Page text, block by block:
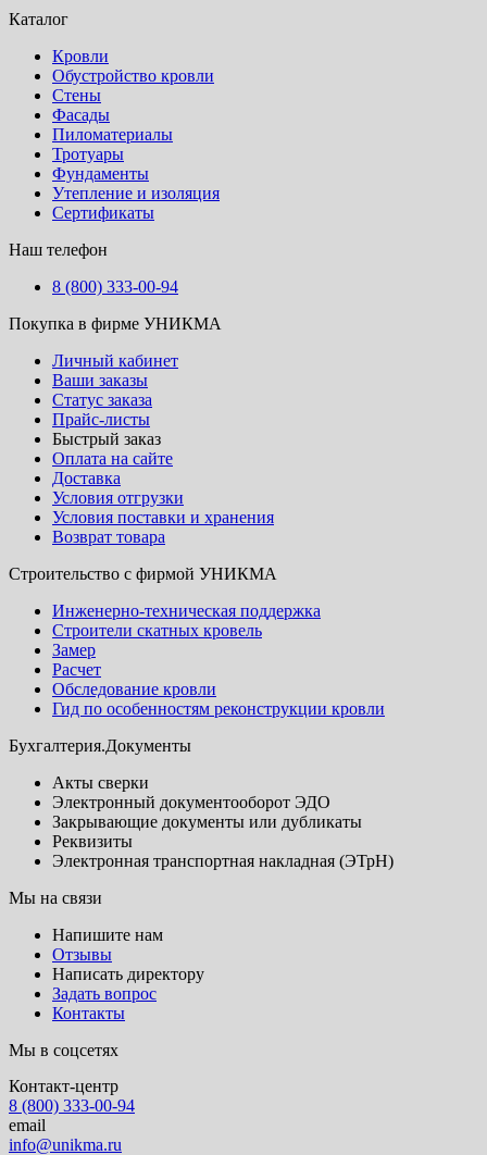
Каталог
Кровли
Обустройство кровли
Стены
Фасады
Пиломатериалы
Тротуары
Фундаменты
Утепление и изоляция
Сертификаты
Наш телефон
8 (800) 333-00-94
Покупка в фирме УНИКМА
Личный кабинет
Ваши заказы
Статус заказа
Прайс-листы
Быстрый заказ
Оплата на сайте
Доставка
Условия отгрузки
Условия поставки и хранения
Возврат товара
Строительство с фирмой УНИКМА
Инженерно-техническая поддержка
Строители скатных кровель
Замер
Расчет
Обследование кровли
Гид по особенностям реконструкции кровли
Бухгалтерия.Документы
Акты сверки
Электронный документооборот ЭДО
Закрывающие документы или дубликаты
Реквизиты
Электронная транспортная накладная (ЭТрН)
Мы на связи
Напишите нам
Отзывы
Написать директору
Задать вопрос
Контакты
Мы в соцсетях
Контакт-центр
8 (800) 333-00-94
email
info@unikma.ru